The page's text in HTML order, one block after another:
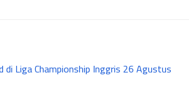
Liga Championship Inggris 26 Agustus